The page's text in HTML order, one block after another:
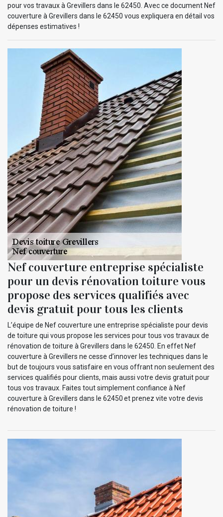
pour vos travaux à Grevillers dans le 62450. Avec ce document Nef
couverture à Grevillers dans le 62450 vous expliquera en détail vos
dépenses estimatives !
Nef couverture entreprise spécialiste
pour un devis rénovation toiture vous
propose des services qualifiés avec
devis gratuit pour tous les clients
L’équipe de Nef couverture une entreprise spécialiste pour devis
de toiture qui vous propose les services pour tous vos travaux de
rénovation de toiture à Grevillers dans le 62450. En effet Nef
couverture à Grevillers ne cesse d’innover les techniques dans le
but de toujours vous satisfaire en vous offrant non seulement des
services qualifiés pour clients, mais aussi votre devis gratuit pour
tous vos travaux. Faites tout simplement confiance à Nef
couverture à Grevillers dans le 62450 et prenez vite votre devis
rénovation de toiture !